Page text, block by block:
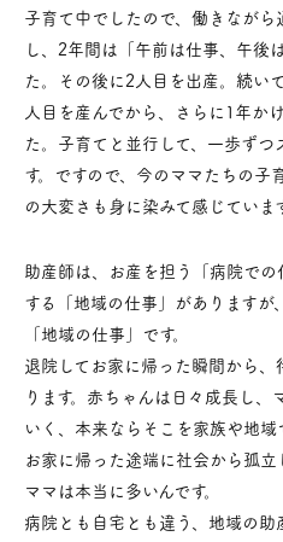
子育て中でしたので、働きなが
し、2年間は「午前は仕事、午後
た。その後に2人目を出産。続い
人目を産んでから、さらに1年か
た。子育てと並行して、一歩ず
す。ですので、今のママたちの子
の大変さも身に染みて感じています
助産師は、お産を担う「病院で
する「地域の仕事」があります
「地域の仕事」です。
退院してお家に帰った瞬間から
ります。赤ちゃんは日々成長し
いく、本来ならそこを家族や地域
お家に帰った途端に社会から孤
ママは本当に多いんです。
病院とも自宅とも違う、地域の